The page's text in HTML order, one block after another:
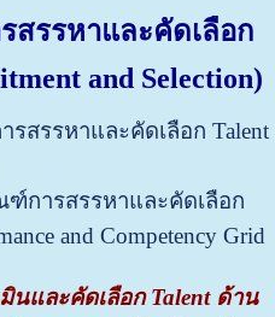
สรรหาและคัดเลือก
and Selection)
สรรหาและคัดเลือก Talent
การสรรหาและคัดเลือก
and Competency Grid
นและคัดเลือก Talent ด้าน